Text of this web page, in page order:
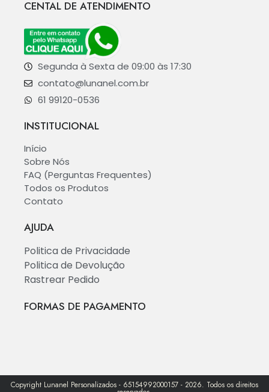
CENTAL DE ATENDIMENTO
Segunda à Sexta de 09:00 às 17:30
contato@lunanel.com.br
61 99120-0536
INSTITUCIONAL
Início
Sobre Nós
FAQ (Perguntas Frequentes)
Todos os Produtos
Contato
AJUDA
Politica de Privacidade
Politica de Devolução
Rastrear Pedido
FORMAS DE PAGAMENTO
Copyright Lunanel Personalizados - 65154992000157 - 2026. Todos os direitos